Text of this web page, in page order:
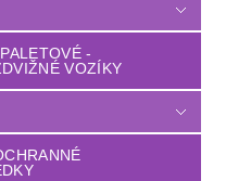
-
VOZÍKY